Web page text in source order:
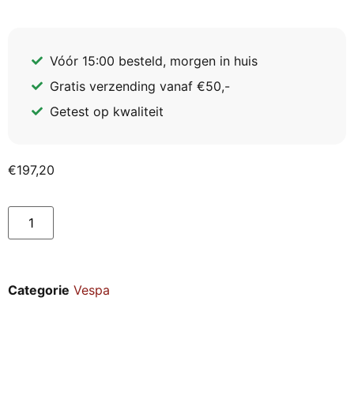
Vóór 15:00 besteld, morgen in huis
Gratis verzending vanaf €50,-
Getest op kwaliteit
€197,20
Categorie Vespa